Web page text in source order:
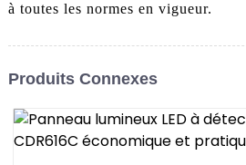
à toutes les normes en vigueur.
Produits Connexes